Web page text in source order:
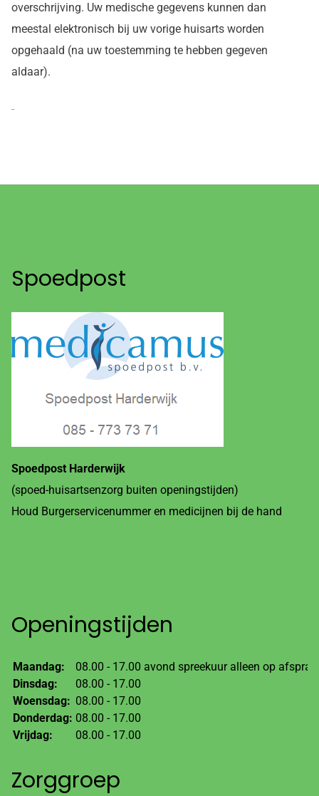
overschrijving. Uw medische gegevens kunnen dan
meestal elektronisch bij uw vorige huisarts worden
opgehaald (na uw toestemming te hebben gegeven
aldaar).
Spoedpost
Spoedpost Harderwijk
(spoed-huisartsenzorg buiten openingstijden)
Houd Burgerservicenummer en medicijnen bij de hand
Openingstijden
Maandag:
08.00 - 17.00 avond spreekuur alleen op
Dinsdag:
08.00 - 17.00
Woensdag: 08.00 - 17.00
Donderdag: 08.00 - 17.00
Vrijdag:
08.00 - 17.00
Zorggroep